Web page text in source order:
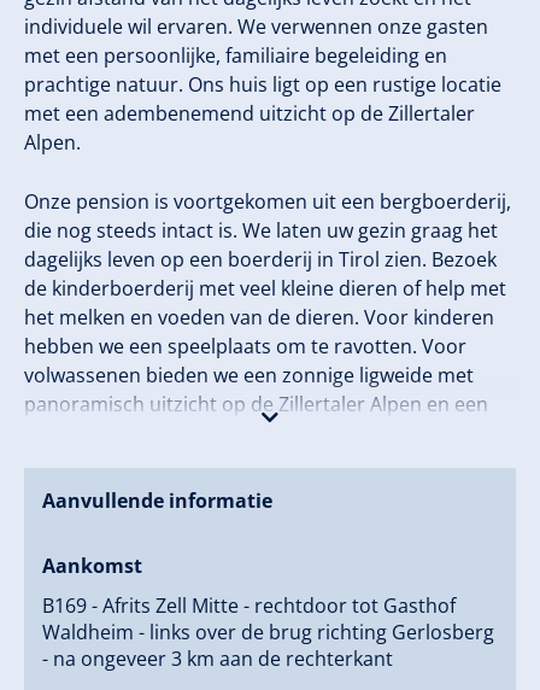
individuele wil ervaren. We verwennen onze gasten
met een persoonlijke, familiaire begeleiding en
prachtige natuur. Ons huis ligt op een rustige locatie
met een adembenemend uitzicht op de Zillertaler
Alpen.
Onze pension is voortgekomen uit een bergboerderij,
die nog steeds intact is. We laten uw gezin graag het
dagelijks leven op een boerderij in Tirol zien. Bezoek
de kinderboerderij met veel kleine dieren of help met
het melken en voeden van de dieren. Voor kinderen
hebben we een speelplaats om te ravotten. Voor
volwassenen bieden we een zonnige ligweide met
panoramisch uitzicht op de Zillertaler Alpen en een
Wat een echte Zillertaler boer is, heeft ook zijn eigen
Schösserhof te 'veroveren'! Marianna Schweiberer
nodigt u graag uit voor een welkomst-schnapsje en
een interessante rondleiding door de distilleerderij!
Aanvullende informatie
Aankomst
B169 - Afrits Zell Mitte - rechtdoor tot Gasthof
Waldheim - links over de brug richting Gerlosberg
- na ongeveer 3 km aan de rechterkant